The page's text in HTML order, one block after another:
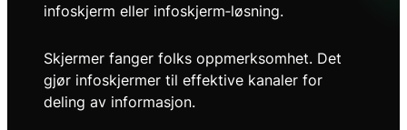
infoskjerm eller infoskjerm‑løsning.
Skjermer fanger folks oppmerksomhet. Det
gjør infoskjermer til effektive kanaler for
deling av informasjon.